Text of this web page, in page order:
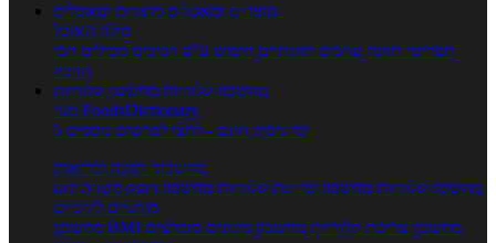
מוצרים ומאכלים מוצרים ומאכלים
מילון האוכל
תפריטי תזונה ערכים תזונתיים חיפוש ע"פ רכיבים מכילים הכי
הרבה
מחשבון קלוריות מחשבון קלוריות
מנוי FoodsDictionary
5 ימי ניסיון חינם - לחצו לפרטים נוספים
מחשבוני תזונה ובריאות
מחשבון קלוריות מחשבון שריפת קלוריות מחשבון דופק מטרה יחס
מותניים לירכיים
מחשבון BMI
מחשבון צריכת קלוריות מחשבון מינונים מומלצים